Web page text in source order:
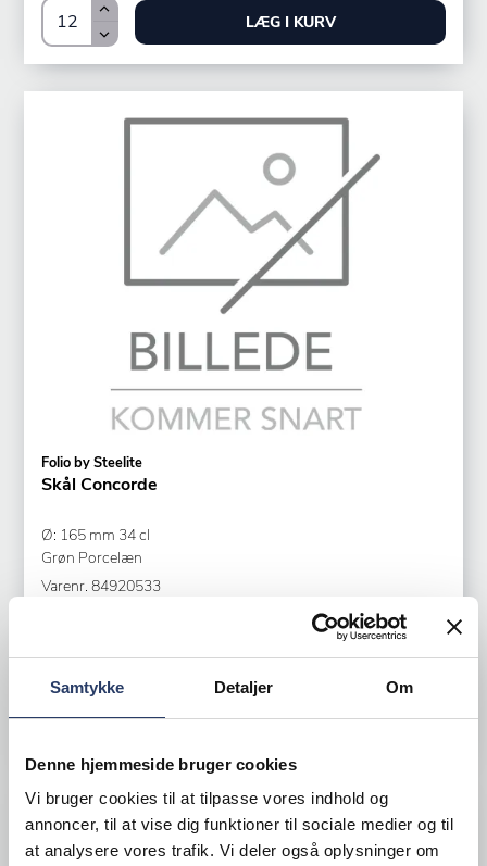
Samtykke Detaljer Om
Denne hjemmeside bruger cookies
Vi bruger cookies til at tilpasse vores indhold og
annoncer, til at vise dig funktioner til sociale medier og til
at analysere vores trafik. Vi deler også oplysninger om
LÆG I KURV
Folio by Steelite
Skål Concorde
Ø: 165 mm 34 cl
Grøn Porcelæn
Varenr. 84920533
Bestillingsvare - Forventet leveringstid 21 hverdage
88,75 DKK /productUnit
LÆG I KURV